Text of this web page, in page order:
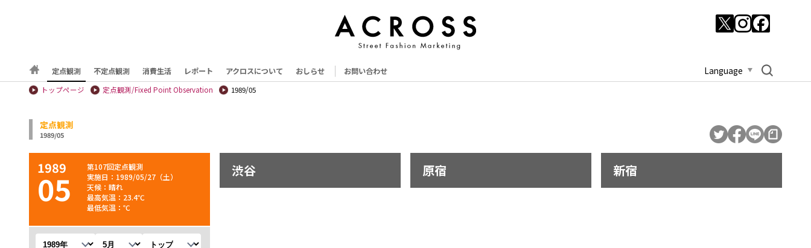
定点観測 不定点観測 消費生活 レポート アクロスについて おしらせ お問い合わせ Language
トップページ 定点観測/Fixed Point Observation 1989/05
定点観測
1989/05
1989
05
第107回定点観測
実施日：1989/05/27（土）
天候：晴れ
最高気温：23.4℃
最低気温：℃
年を選択 月を選択 観測地を選択
渋谷 原宿 新宿